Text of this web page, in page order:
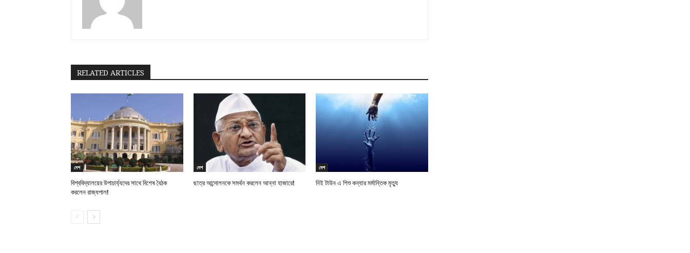
RELATED ARTICLES
দেশ
বিশ্ববিদ্যালয়ের উপাচার্য্যদের সাথে বিশেষ বৈঠক
করলেন রাজ্যপাল!
দেশ
ছাত্র আন্দোলনকে সমর্থন করলেন আন্না হাজারে!
দেশ
নিই টাউন এ শিশু কন্যার মর্মান্তিক মৃত্যু